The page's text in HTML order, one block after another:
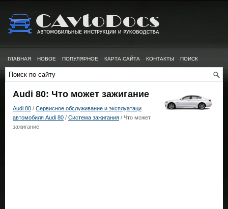
ГЛАВНАЯ НОВОЕ ПОПУЛЯРНОЕ КАРТА САЙТА КОНТАКТЫ ПОИСК
Audi 80: Что может зажигание
Audi 80 / Сервисное обслуживание и эксплуатаци
автомобиля Audi 80 / Система зажигания / Что может
зажигание